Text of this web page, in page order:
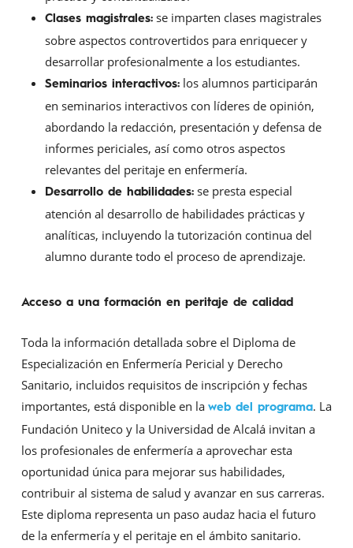
Clases magistrales:se imparten clases magistrales
sobre aspectos controvertidos para enriquecer y
desarrollar profesionalmente a los estudiantes.
Seminarios interactivos:los alumnos participarán
en seminarios interactivos con líderes de opinión,
abordando la redacción, presentación y defensa de
informes periciales, así como otros aspectos
relevantes del peritaje en enfermería.
Desarrollo de habilidades:se presta especial
atención al desarrollo de habilidades prácticas y
analíticas, incluyendo la tutorización continua del
alumno durante todo el proceso de aprendizaje.
Acceso a una formación en peritaje de calidad
Toda la información detallada sobre el Diploma de
Especialización en Enfermería Pericial y Derecho
Sanitario, incluidos requisitos de inscripción y fechas
importantes, está disponible en la web del programa. La
Fundación Uniteco y la Universidad de Alcalá invitan a
los profesionales de enfermería a aprovechar esta
oportunidad única para mejorar sus habilidades,
contribuir al sistema de salud y avanzar en sus carreras.
Este diploma representa un paso audaz hacia el futuro
de la enfermería y el peritaje en el ámbito sanitario.